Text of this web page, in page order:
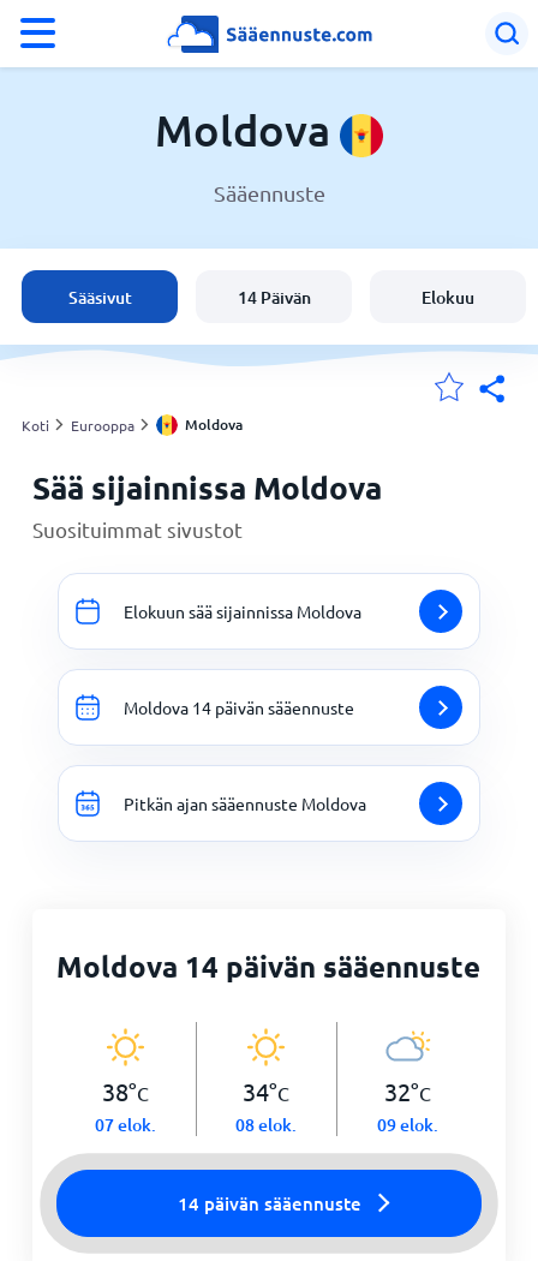
Moldova
Suomi
Sijaintini
Koti
Moldova
Sääennuste
Sääsivut 14 Päivän Elokuu
Koti Eurooppa Moldova
Sää sijainnissa Moldova
Suosituimmat sivustot
Elokuun sää sijainnissa Moldova
Moldova 14 päivän sääennuste
Pitkän ajan sääennuste Moldova
Moldova 14 päivän sääennuste
38°C
07 elok.
34°C
08 elok.
32°C
09 elok.
14 päivän sääennuste